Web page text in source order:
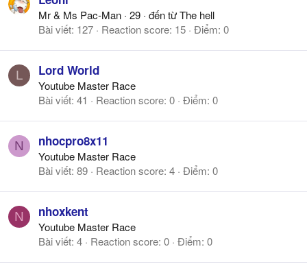
Mr & Ms Pac-Man · 29 · đến từThe hell
Bài viết 127 Reaction score 15 Điểm 0
L Lord World
Youtube Master Race
Bài viết 41 Reaction score 0 Điểm 0
N nhocpro8x11
Youtube Master Race
Bài viết 89 Reaction score 4 Điểm 0
N nhoxkent
Youtube Master Race
Bài viết 4 Reaction score 0 Điểm 0